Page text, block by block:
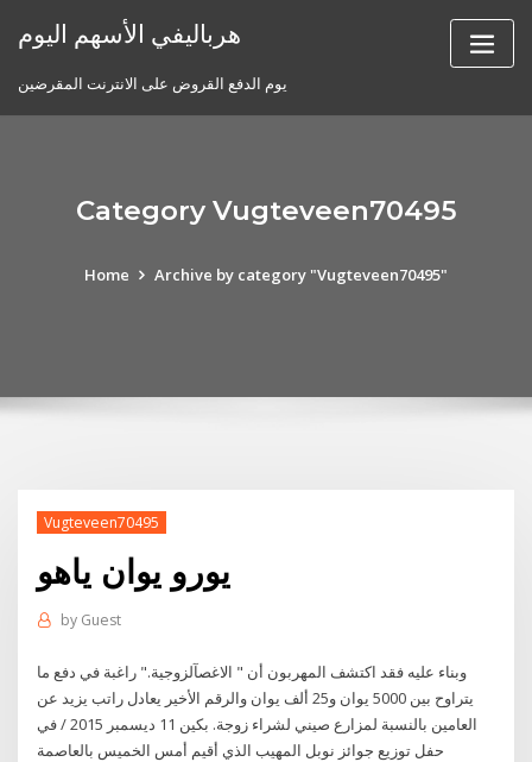
هرباليفي الأسهم اليوم
يوم الدفع القروض على الانترنت المقرضين
Category Vugteveen70495
Home Archive by category "Vugteveen70495"
Vugteveen70495
يورو يوان ياهو
by Guest
وبناء عليه فقد اكتشف المهربون أن " الاغصآلزوجية." راغبة في دفع ما
يتراوح بين 5000 يوان و25 ألف يوان والرقم الأخير يعادل راتب يزيد عن
العامين بالنسبة لمزارع صيني لشراء زوجة. بكين 11 ديسمبر 2015 / في
حفل توزيع جوائز نوبل المهيب الذي أقيم أمس الخميس بالعاصمة